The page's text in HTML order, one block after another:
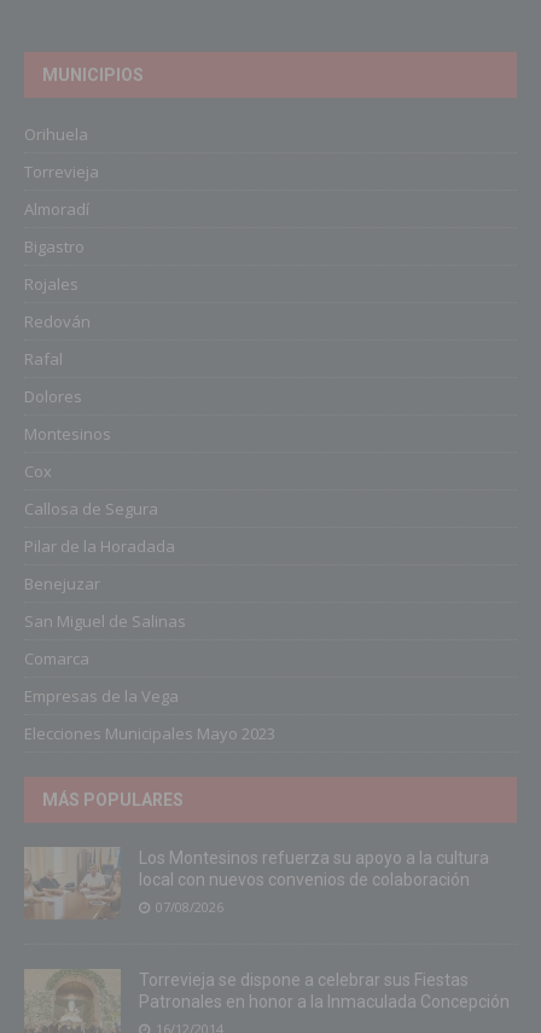
MUNICIPIOS
Orihuela
Torrevieja
Almoradí
Bigastro
Rojales
Redován
Rafal
Dolores
Montesinos
Cox
Callosa de Segura
Pilar de la Horadada
Benejuzar
San Miguel de Salinas
Comarca
Empresas de la Vega
Elecciones Municipales Mayo 2023
MÁS POPULARES
Los Montesinos refuerza su apoyo a la cultura
local con nuevos convenios de colaboración
07/08/2026
Torrevieja se dispone a celebrar sus Fiestas
Patronales en honor a la Inmaculada Concepción
16/12/2014